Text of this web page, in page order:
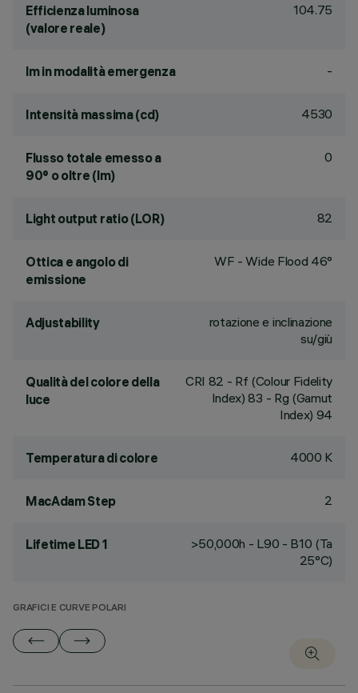
Efficienza luminosa
(valore reale)
104.75
lm in modalità emergenza -
Intensità massima (cd) 4530
Flusso totale emesso a
90° o oltre (lm)
0
Light output ratio (LOR) 82
Ottica e angolo di
emissione
WF - Wide Flood 46°
Adjustability
rotazione e inclinazione
su/giù
Qualità del colore della
luce
CRI 82 - Rf (Colour Fidelity
Index) 83 - Rg (Gamut
Index) 94
Temperatura di colore 4000 K
MacAdam Step 2
Lifetime LED 1
>50,000h - L90 - B10 (Ta
25°C)
GRAFICI E CURVE POLARI